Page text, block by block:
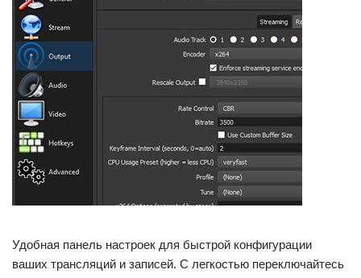
Удобная панель настроек для быстрой конфигурации
ваших трансляций и записей. С легкостью переключайтесь